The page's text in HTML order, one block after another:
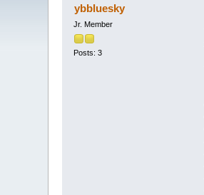
ybbluesky
Jr. Member
Posts: 3